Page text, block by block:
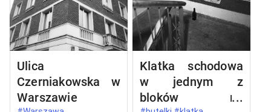
Ulica
Czerniakowska w
Warszawie
Klatka schodowa
w jednym z
bloków na